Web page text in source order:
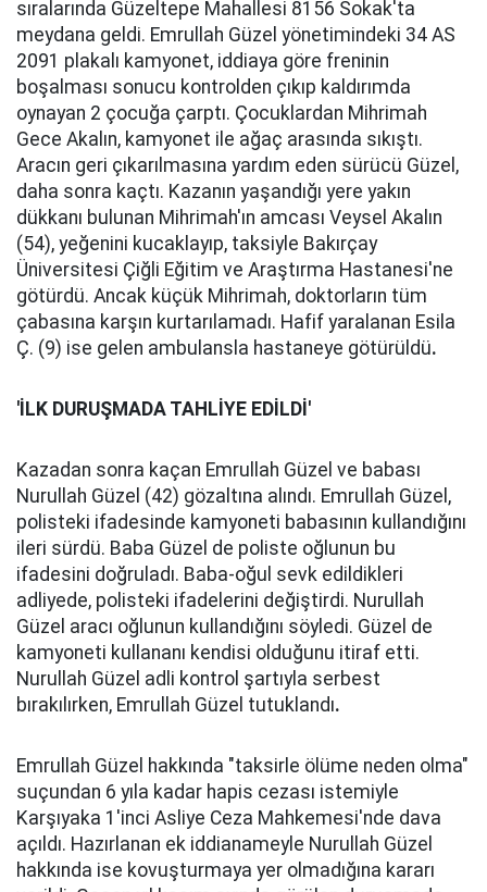
sıralarında Güzeltepe Mahallesi 8156 Sokak'ta
meydana geldi. Emrullah Güzel yönetimindeki 34 AS
2091 plakalı kamyonet, iddiaya göre freninin
boşalması sonucu kontrolden çıkıp kaldırımda
oynayan 2 çocuğa çarptı. Çocuklardan Mihrimah
Gece Akalın, kamyonet ile ağaç arasında sıkıştı.
Aracın geri çıkarılmasına yardım eden sürücü Güzel,
daha sonra kaçtı. Kazanın yaşandığı yere yakın
dükkanı bulunan Mihrimah'ın amcası Veysel Akalın
(54), yeğenini kucaklayıp, taksiyle Bakırçay
Üniversitesi Çiğli Eğitim ve Araştırma Hastanesi'ne
götürdü. Ancak küçük Mihrimah, doktorların tüm
çabasına karşın kurtarılamadı. Hafif yaralanan Esila
Ç. (9) ise gelen ambulansla hastaneye götürüldü.
'İLK DURUŞMADA TAHLİYE EDİLDİ'
Kazadan sonra kaçan Emrullah Güzel ve babası
Nurullah Güzel (42) gözaltına alındı. Emrullah Güzel,
polisteki ifadesinde kamyoneti babasının kullandığını
ileri sürdü. Baba Güzel de poliste oğlunun bu
ifadesini doğruladı. Baba-oğul sevk edildikleri
adliyede, polisteki ifadelerini değiştirdi. Nurullah
Güzel aracı oğlunun kullandığını söyledi. Güzel de
kamyoneti kullananı kendisi olduğunu itiraf etti.
Nurullah Güzel adli kontrol şartıyla serbest
bırakılırken, Emrullah Güzel tutuklandı.
Emrullah Güzel hakkında "taksirle ölüme neden olma"
suçundan 6 yıla kadar hapis cezası istemiyle
Karşıyaka 1'inci Asliye Ceza Mahkemesi'nde dava
açıldı. Hazırlanan ek iddianameyle Nurullah Güzel
hakkında ise kovuşturmaya yer olmadığına kararı